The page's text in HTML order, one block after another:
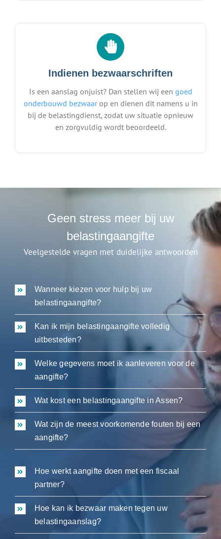
Indienen bezwaarschriften
Is een aanslag onjuist? Dan stellen wij een goed
onderbouwd bezwaarop en dienen dit namens u in
bij de belastingdienst, zodat uw situatie opnieuw
en zorgvuldig wordt beoordeeld.
Geen stress meer bij uw
belastingaangifte
Veelgestelde vragen met duidelijke antwoorden
Wanneer kiezen voor hulp bij uw
belastingaangifte?
Kan ik mijn belastingaangifte volledig
uitbesteden?
Welke gegevens moet ik aanleveren voor de
aangifte?
Wat kost een belastingaangifte in Assen?
Wat zijn de meest voorkomende fouten bij een
aangifte?
Hoe werkt aangifte doen met een fiscaal
partner?
Hoe kan ik bezwaar maken tegen uw
belastingaanslag?